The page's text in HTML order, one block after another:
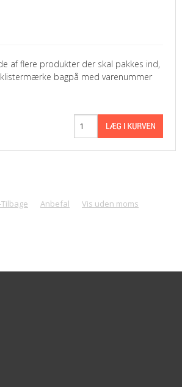
af flere produkter der skal pakkes ind,
bagpå med varenummer
Tilbage Anbefal Vis uden moms